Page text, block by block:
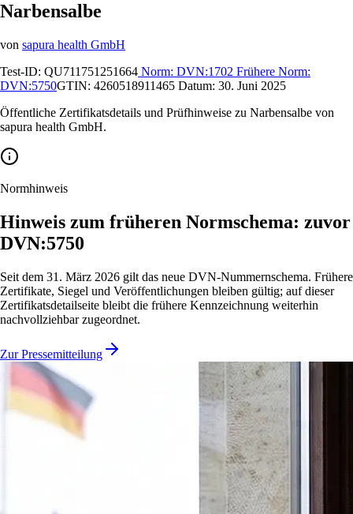
Narbensalbe
von sapura health GmbH
Test-ID: QU711751251664 Norm: DVN:1702 Frühere Norm:
DVN:5750GTIN: 4260518911465 Datum: 30. Juni 2025
Öffentliche Zertifikatsdetails und Prüfhinweise zu Narbensalbe von
sapura health GmbH.
Normhinweis
Hinweis zum früheren Normschema: zuvor
DVN:5750
Seit dem 31. März 2026 gilt das neue DVN-Nummernschema. Frühere
Zertifikate, Siegel und Veröffentlichungen bleiben gültig; auf dieser
Zertifikatsdetailseite bleibt die frühere Kennzeichnung weiterhin
nachvollziehbar zugeordnet.
Zur Pressemitteilung